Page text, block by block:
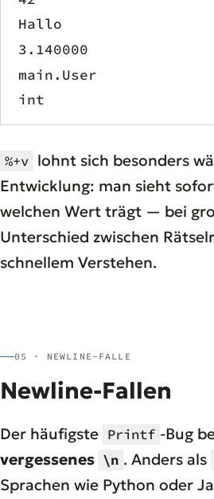
Hallo
3.140000
main.User
int
%+v lohnt sich besonders
Entwicklung: man sieht
welchen Wert trägt — bei
Unterschied zwischen
schnellem Verstehen.
05 · NEWLINE-FALLE
Newline-Fallen
Der häufigste Printf -Bug
vergessenes \n . Anders als
Sprachen wie Python oder